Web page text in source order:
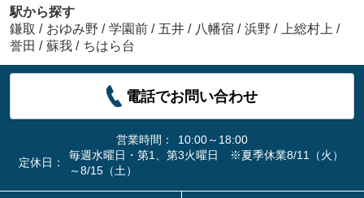
駅から探す
鎌取 / おゆみ野 / 学園前 / 五井 / 八幡宿 / 浜野 / 上総村上 /
誉田 / 蘇我 / ちはら台
電話でお問い合わせ
営業時間：
10:00～18:00
定休日：
毎週水曜日・第1、第3火曜日 ※夏季休業8/11（火）
～8/15（土）